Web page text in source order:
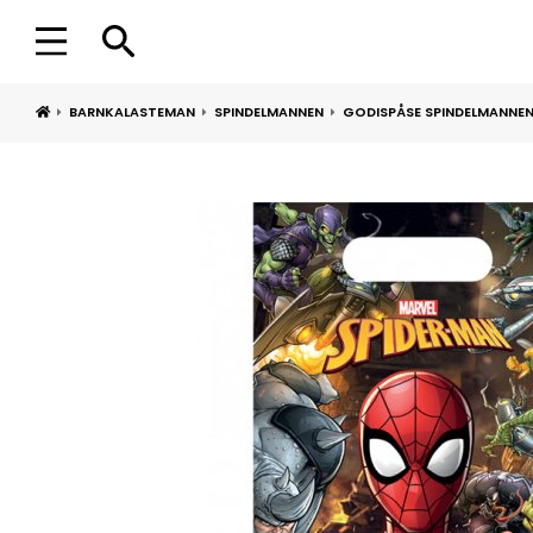
BARNKALASTEMAN SPINDELMANNEN GODISPÅSE